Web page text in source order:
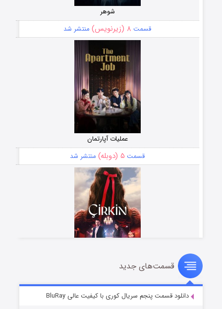
شوهر
قسمت ۸ (زیرنویس) منتشر شد
عملیات آپارتمان
قسمت ۵ (دوبله) منتشر شد
سریال زشت
قسمت۲ (زیرنویس) منتشر شد
قسمت‌های جدید
دانلود قسمت پنجم سریال کوری با کیفیت عالی BluRay